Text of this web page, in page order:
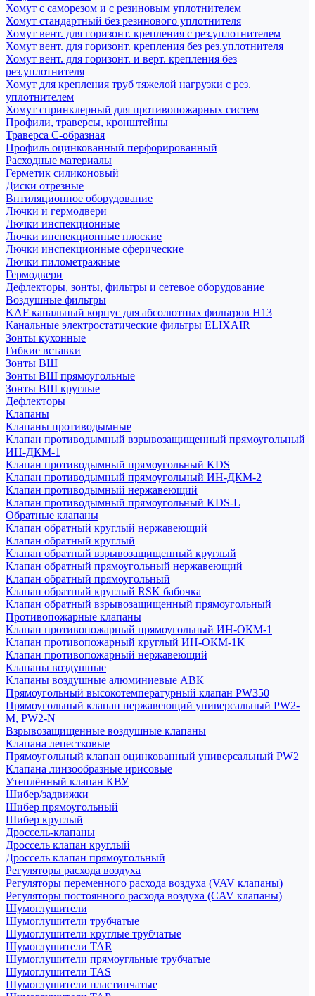
Хомут с саморезом и с резиновым уплотнителем
Хомут стандартный без резинового уплотнителя
Хомут вент. для горизонт. крепления с рез.уплотнителем
Хомут вент. для горизонт. крепления без рез.уплотнителя
Хомут вент. для горизонт. и верт. крепления без
рез.уплотнителя
Хомут для крепления труб тяжелой нагрузки с рез.
уплотнителем
Хомут спринклерный для противопожарных систем
Профили, траверсы, кронштейны
Траверса С-образная
Профиль оцинкованный перфорированный
Расходные материалы
Герметик силиконовый
Диски отрезные
Внтиляционное оборудование
Лючки и гермодвери
Лючки инспекционные
Лючки инспекционные плоские
Лючки инспекционные сферические
Лючки пилометражные
Гермодвери
Дефлекторы, зонты, фильтры и сетевое оборудование
Воздушные фильтры
KAF канальный корпус для абсолютных фильтров H13
Канальные электростатические фильтры ELIXAIR
Зонты кухонные
Гибкие вставки
Зонты ВШ
Зонты ВШ прямоугольные
Зонты ВШ круглые
Дефлекторы
Клапаны
Клапаны противодымные
Клапан противодымный взрывозащищенный прямоугольный
ИН-ДКМ-1
Клапан противодымный прямоугольный KDS
Клапан противодымный прямоугольный ИН-ДКМ-2
Клапан противодымный нержавеющий
Клапан противодымный прямоугольный KDS-L
Обратные клапаны
Клапан обратный круглый нержавеющий
Клапан обратный круглый
Клапан обратный взрывозащищенный круглый
Клапан обратный прямоугольный нержавеющий
Клапан обратный прямоугольный
Клапан обратный круглый RSK бабочка
Клапан обратный взрывозащищенный прямоугольный
Противопожарные клапаны
Клапан противопожарный прямоугольный ИН-ОКМ-1
Клапан противопожарный круглый ИН-ОКМ-1К
Клапан противопожарный нержавеющий
Клапаны воздушные
Клапаны воздушные алюминиевые АВК
Прямоугольный высокотемпературный клапан PW350
Прямоугольный клапан нержавеющий универсальный PW2-
M, PW2-N
Взрывозащищенные воздушные клапаны
Клапана лепестковые
Прямоугольный клапан оцинкованный универсальный PW2
Клапана линзообразные ирисовые
Утеплённый клапан КВУ
Шибер/задвижки
Шибер прямоугольный
Шибер круглый
Дроссель-клапаны
Дроссель клапан круглый
Дроссель клапан прямоугольный
Регуляторы расхода воздуха
Регуляторы переменного расхода воздуха (VAV клапаны)
Регуляторы постоянного расхода воздуха (CAV клапаны)
Шумоглушители
Шумоглушители трубчатые
Шумоглушители круглые трубчатые
Шумоглушители TAR
Шумоглушители прямоугльные трубчатые
Шумоглушители TAS
Шумоглушители пластинчатые